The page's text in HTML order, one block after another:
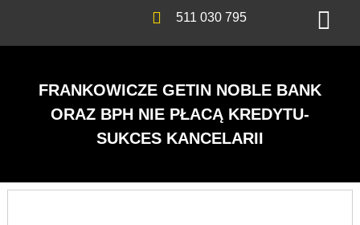
511 030 795
FRANKOWICZE GETIN NOBLE BANK
ORAZ BPH NIE PŁACĄ KREDYTU-
SUKCES KANCELARII